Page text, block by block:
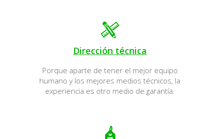
Dirección técnica
Porque aparte de tener el mejor equipo
humano y los mejores medios técnicos, la
experiencia es otro medio de garantía.